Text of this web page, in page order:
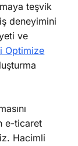
teşvik
deneyimini
ve
Optimize
e-ticaret
Hacimli